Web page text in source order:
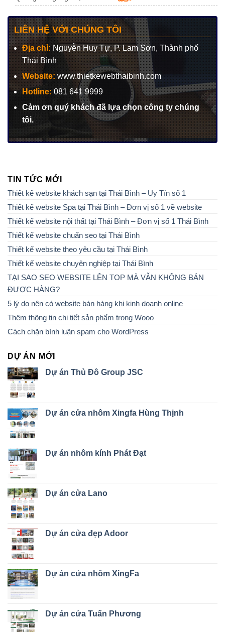
LIÊN HỆ VỚI CHÚNG TÔI
Địa chỉ: Nguyễn Huy Tự, P. Lam Sơn, Thành phố
Thái Bình
Website: www.thietkewebthaibinh.com
Hotline: 081 641 9999
Cảm ơn quý khách đã lựa chọn công ty chúng
tôi.
TIN TỨC MỚI
Thiết kế website khách sạn tại Thái Bình – Uy Tín số 1
Thiết kế website Spa tại Thái Bình – Đơn vị số 1 về website
Thiết kế website nội thất tại Thái Bình – Đơn vị số 1 Thái Bình
Thiết kế website chuẩn seo tại Thái Bình
Thiết kế website theo yêu cầu tại Thái Bình
Thiết kế website chuyên nghiệp tại Thái Bình
TẠI SAO SEO WEBSITE LÊN TOP MÀ VẪN KHÔNG BÁN
ĐƯỢC HÀNG?
5 lý do nên có website bán hàng khi kinh doanh online
Thêm thông tin chi tiết sản phẩm trong Wooo
Cách chặn bình luận spam cho WordPress
DỰ ÁN MỚI
Dự án Thủ Đô Group JSC
Dự án cửa nhôm Xingfa Hùng Thịnh
Dự án nhôm kính Phát Đạt
Dự án cửa Lano
Dự án cửa đẹp Adoor
Dự án cửa nhôm XingFa
Dự án cửa Tuấn Phương